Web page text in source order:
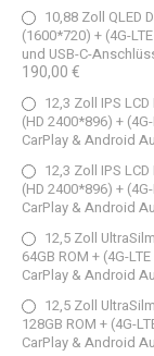
10,88 Zoll QLED
(1600*720) + (4G-
und USB-C-
190,00 €
12,3 Zoll IPS
(HD 2400*896) +
CarPlay & Android
12,3 Zoll IPS
(HD 2400*896) +
CarPlay & Android
12,5 Zoll
64GB ROM + (4G-
CarPlay & Android
12,5 Zoll
128GB ROM + (4G-
CarPlay & Android